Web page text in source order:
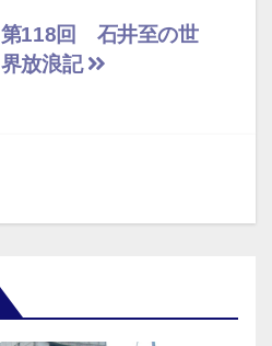
第118回 石井至の世
界放浪記